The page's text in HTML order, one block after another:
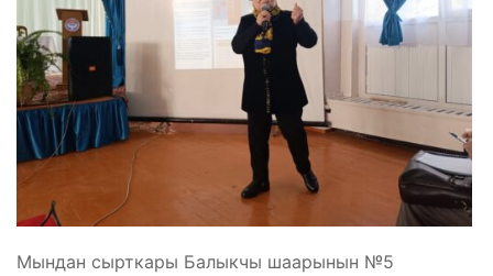
Мындан сырткары Балыкчы шаарынын №5